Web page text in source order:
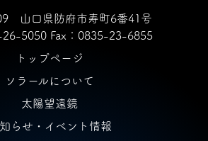
山口県防府市寿町6番41号
26-5050 Fax：0835-23-6855
トップページ
ソラールについて
太陽望遠鏡
らせ・イベント情報